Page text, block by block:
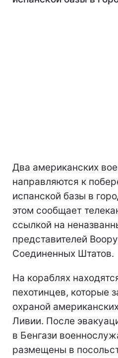
Два американских
направляются к
испанской базы в
этом сообщает
ссылкой на
представителей
Соединенных Штатов.
На кораблях
пехотинцев, которые
охраной
Ливии. После
в Бенгази
размещены в